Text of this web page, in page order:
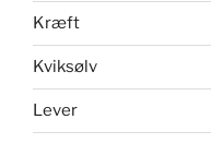
Kræft
Kviksølv
Lever